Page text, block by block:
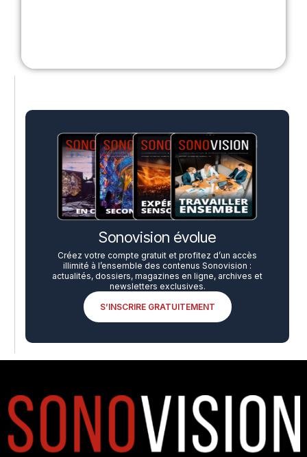
Sonovision évolue
Créez votre compte gratuit et profitez d’un accès
illimité à l’ensemble des contenus Sonovision :
actualités, dossiers, magazines en ligne, archives et
newsletters exclusives.
S’INSCRIRE GRATUITEMENT